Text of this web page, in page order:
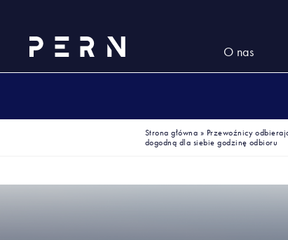
O nas
Strona główna » Przewoźnicy
dogodną dla siebie godzinę odbioru